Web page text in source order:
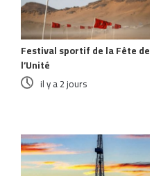
Festival sportif de la Fête de
l’Unité
il y a 2 jours